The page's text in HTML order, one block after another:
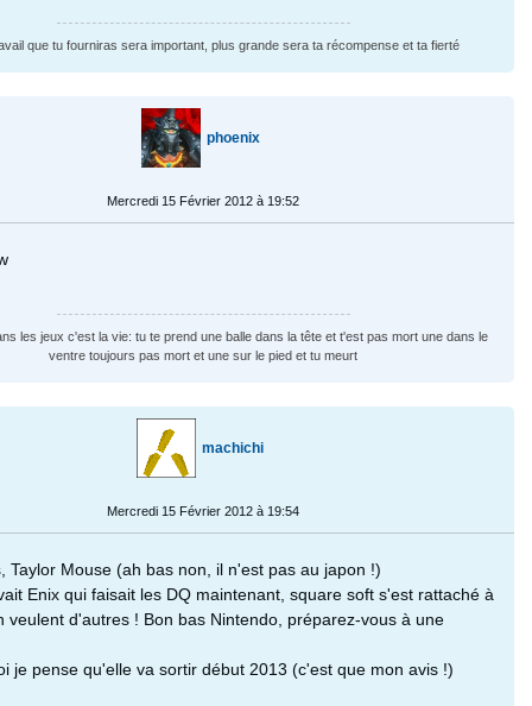
que tu fourniras sera important, plus grande sera ta récompense et ta fierté
phoenix
Mercredi 15 Février 2012 à 19:52
les jeux c'est la vie: tu te prend une balle dans la tête et t'est pas mort une dans le
ventre toujours pas mort et une sur le pied et tu meurt
machichi
Mercredi 15 Février 2012 à 19:54
Taylor Mouse (ah bas non, il n'est pas au japon !)
Enix qui faisait les DQ maintenant, square soft s'est rattaché à
veulent d'autres ! Bon bas Nintendo, préparez-vous à une
je pense qu'elle va sortir début 2013 (c'est que mon avis !)